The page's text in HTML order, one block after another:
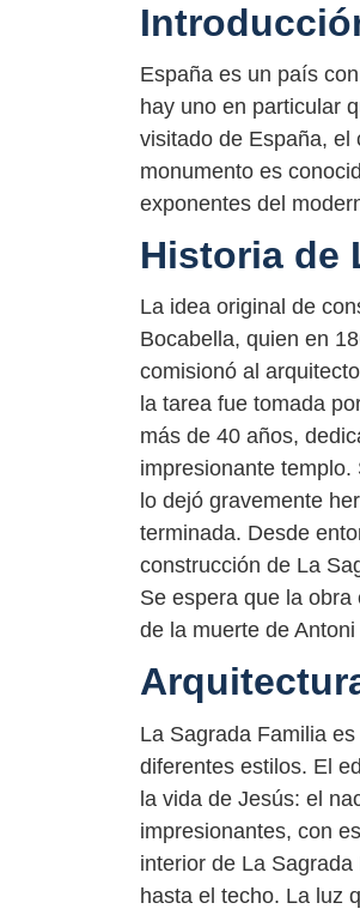
España es un país
hay uno en particular
visitado de España, el
monumento es
exponentes del
Historia de
La idea original de
Bocabella, quien en
comisionó al
la tarea fue tomada
más de 40 años,
impresionante
lo dejó gravemente
terminada. Desde
construcción de La
Se espera que la
de la muerte de
La Sagrada Familia
diferentes estilos. El
la vida de Jesús: el
impresionantes, con
interior de La
hasta el techo. La luz